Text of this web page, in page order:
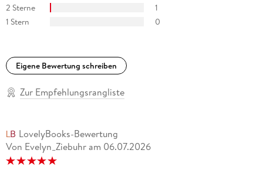
2 Sterne
1
1 Stern
0
Eigene Bewertung schreiben
Zur Empfehlungsrangliste
LovelyBooks-Bewertung
Von Evelyn_Ziebuhr am 06.07.2026